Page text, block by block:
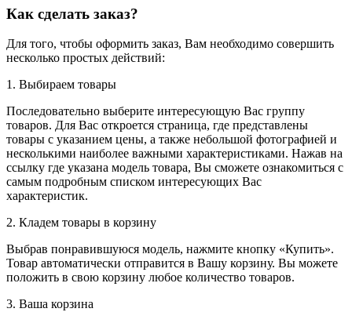
Как сделать заказ?
Для того, чтобы оформить заказ, Вам необходимо совершить
несколько простых действий:
1. Выбираем товары
Последовательно выберите интересующую Вас группу
товаров. Для Вас откроется страница, где представлены
товары с указанием цены, а также небольшой фотографией и
несколькими наиболее важными характеристиками. Нажав на
ссылку где указана модель товара, Вы сможете ознакомиться с
самым подробным списком интересующих Вас
характеристик.
2. Кладем товары в корзину
Выбрав понравившуюся модель, нажмите кнопку «Купить».
Товар автоматически отправится в Вашу корзину. Вы можете
положить в свою корзину любое количество товаров.
3. Ваша корзина